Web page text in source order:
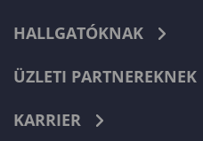
HALLGATÓKNAK
ÜZLETI PARTNEREKNEK
KARRIER